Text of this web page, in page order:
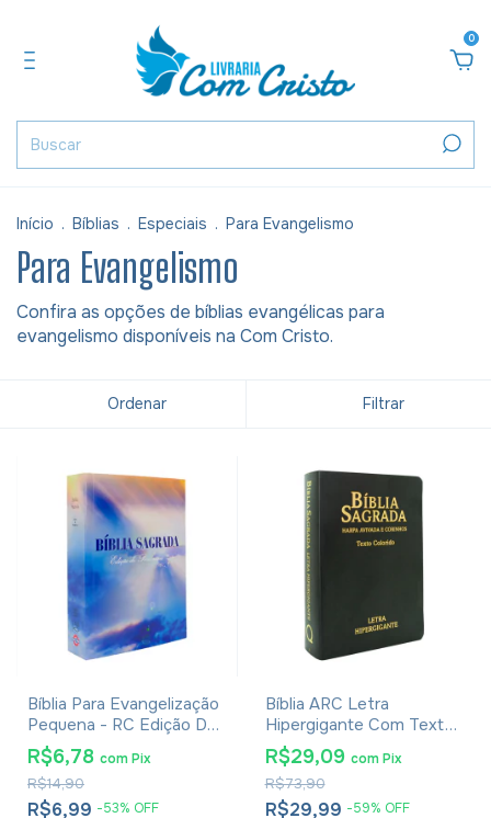
0
Início . Bíblias . Especiais . Para Evangelismo
Para Evangelismo
Confira as opções de bíblias evangélicas para
evangelismo disponíveis na Com Cristo.
Ordenar Filtrar
Bíblia Para Evangelização
Pequena - RC Edição De
Promessas
R$6,99 -53% OFF
R$14,90
R$6,78 comPix
Bíblia ARC Letra
Hipergigante Com Textos
Coloridos, Harpa E
Corinhos - Capa Luxo
Preta
R$29,99 -59% OFF
R$73,90
R$29,09 com Pix